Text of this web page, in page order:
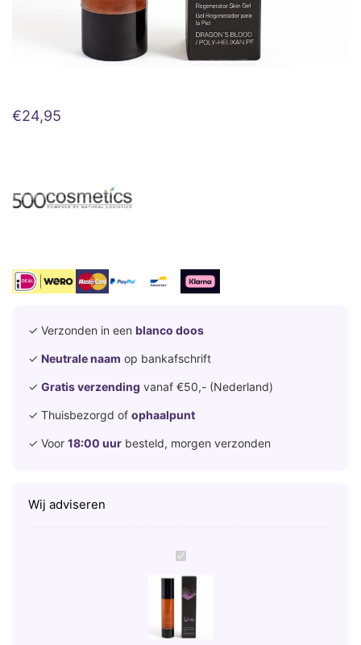
€24,95
✓ Verzonden in een blanco doos
✓ Neutrale naam op bankafschrift
✓ Gratis verzending vanaf €50,- (Nederland)
✓ Thuisbezorgd of ophaalpunt
✓ Voor 18:00 uur besteld, morgen verzonden
Wij adviseren
5
0
0
C
O